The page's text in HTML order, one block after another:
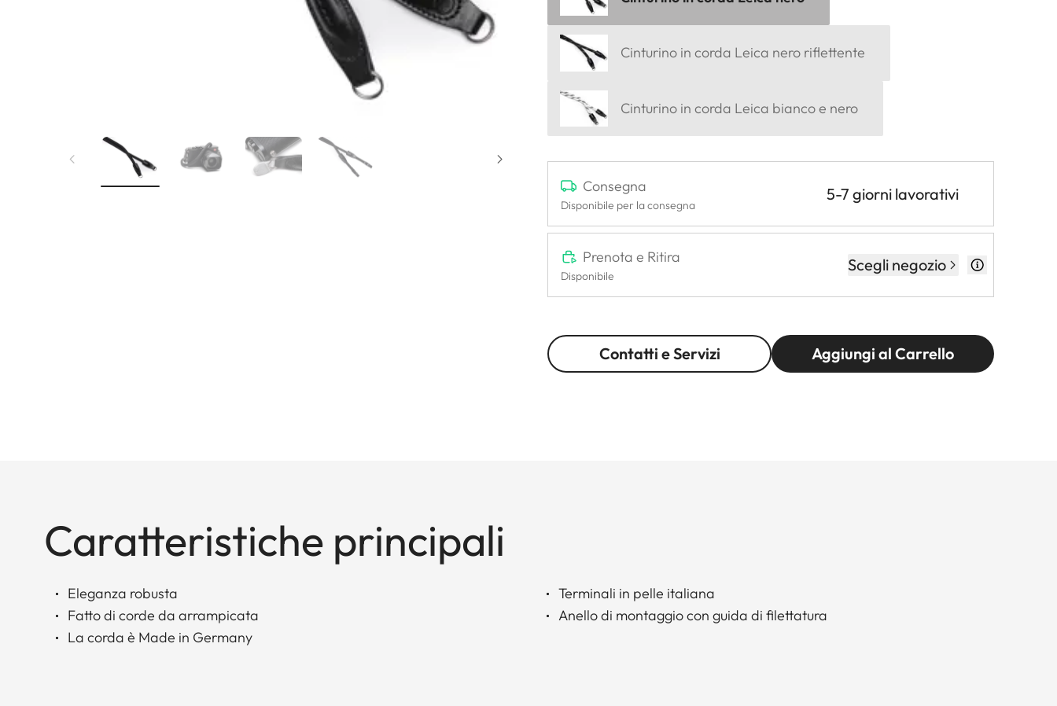
Cinturino in corda Leica nero riflettente
Cinturino in corda Leica bianco e nero
Consegna
Disponibile per la consegna
5-7 giorni lavorativi
Prenota e Ritira
Disponibile
Scegli negozio
Contatti e Servizi Aggiungi al Carrello
Caratteristiche principali
Eleganza robusta
Fatto di corde da arrampicata
La corda è Made in Germany
Terminali in pelle italiana
Anello di montaggio con guida di filettatura